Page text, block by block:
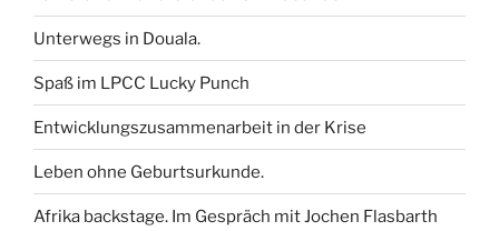
Unterwegs in Douala.
Spaß im LPCC Lucky Punch
Entwicklungszusammenarbeit in der Krise
Leben ohne Geburtsurkunde.
Afrika backstage. Im Gespräch mit Jochen Flasbarth